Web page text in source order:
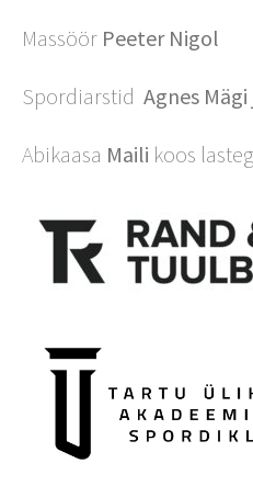
Massöör Peeter Nigol
Spordiarstid Agnes Mägi
Abikaasa Maili koos